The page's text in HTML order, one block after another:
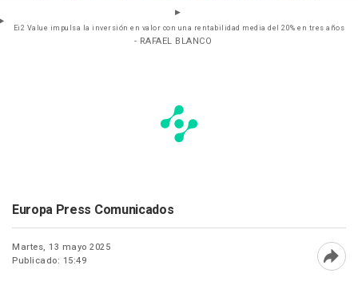
Ei2 Value impulsa la inversión en valor con una rentabilidad media del 20% en tres años
- RAFAEL BLANCO
Europa Press Comunicados
Martes, 13 mayo 2025
Publicado: 15:49